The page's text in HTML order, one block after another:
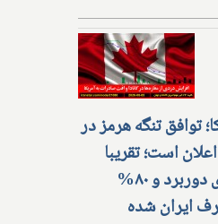
توافق تنگه هرمز در
است؛ تقریبا
تمامی موشک‌های دوربرد و ۸۰%
ایران شده